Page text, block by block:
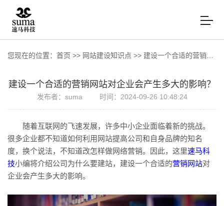
您现在的位置： 首页 >> 网站建设知识点 >> 建设一个合适的营销网站对企业会产生多大的影响？
建设一个合适的营销网站对企业会产生多大的影响？
发布者：suma 时间：2024-09-26 10:48:24
随着互联网的飞速发展，许多中小企业面临着新的挑战。
很多企业都不知道如何利用网站提高公司和自身品牌的知名
度，换个说法，不知道改怎样做网络营销。因此，这里速马科
技小编将介绍公司为什么要建站，建设一个合适的营销网站对
企业会产生多大的影响。